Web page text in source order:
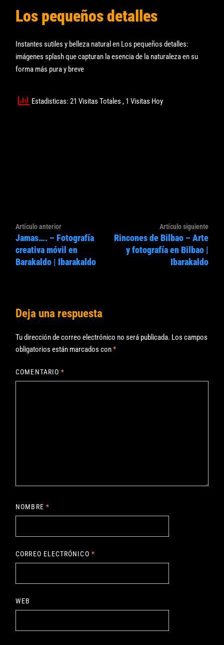
Los pequeños detalles
Instantes sutiles y belleza natural en Los pequeños detalles:
imágenes splash que capturan la esencia de la naturaleza en su
forma más pura y breve
Estadisticas: 21 Visitas Totales, 1 Visitas Hoy
Navegación
de
entradas
Artículo anteriorArtículo
anterior:
Jamas…. – Fotografía
creativa móvil en
Barakaldo | Ibarakaldo
Artículo siguiente
Rincones de Bilbao – Arte
y fotografía en Bilbao |
Ibarakaldo
Deja una respuesta
Tu dirección de correo electrónico no será publicada. Los campos
obligatorios están marcados con*
COMENTARIO*
NOMBRE *
CORREO ELECTRÓNICO *
WEB